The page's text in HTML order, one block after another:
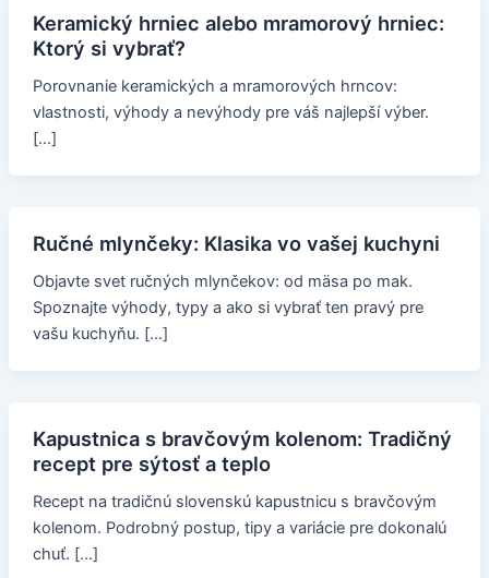
Keramický hrniec alebo mramorový hrniec:
Ktorý si vybrať?
Porovnanie keramických a mramorových hrncov:
vlastnosti, výhody a nevýhody pre váš najlepší výber.
[…]
Ručné mlynčeky: Klasika vo vašej kuchyni
Objavte svet ručných mlynčekov: od mäsa po mak.
Spoznajte výhody, typy a ako si vybrať ten pravý pre
vašu kuchyňu. […]
Kapustnica s bravčovým kolenom: Tradičný
recept pre sýtosť a teplo
Recept na tradičnú slovenskú kapustnicu s bravčovým
kolenom. Podrobný postup, tipy a variácie pre dokonalú
chuť. […]